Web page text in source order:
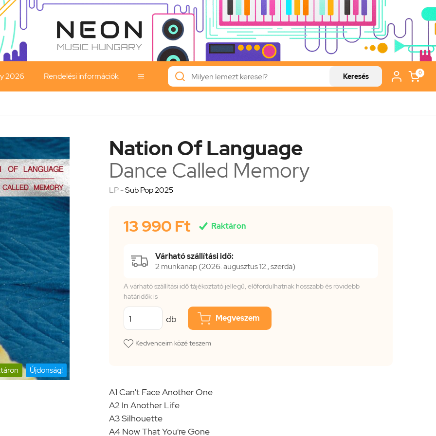
2026 Rendelési információk  Keresés 0
Újdonság!
Nation Of Language
Dance Called Memory
LP -Sub Pop 2025
13 990 Ft  Raktáron
Várható szállítási idő:
2 munkanap (2026. augusztus 12., szerda)
A várható szállítási idő tájékoztató jellegű, előfordulhatnak hosszabb és rövidebb
határidők is
db Megveszem
Kedvenceim közé teszem
A1 Can't Face Another One
A2 In Another Life
A3 Silhouette
A4 Now That You're Gone